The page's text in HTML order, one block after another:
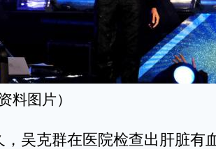
料图片）
克群在医院检查出肝脏有